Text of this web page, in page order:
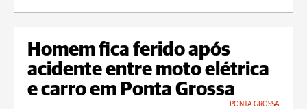
Homem fica ferido após
acidente entre moto elétrica
e carro em Ponta Grossa
PONTA GROSSA